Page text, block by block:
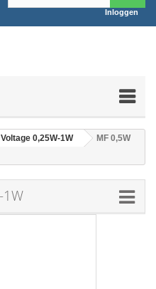
Inloggen
0,25W-1W
MF 0,5W
1W